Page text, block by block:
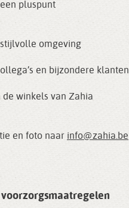
pluspunt
omgeving
en bijzondere klanten
winkels van Zahia
en foto naar info@zahia.be